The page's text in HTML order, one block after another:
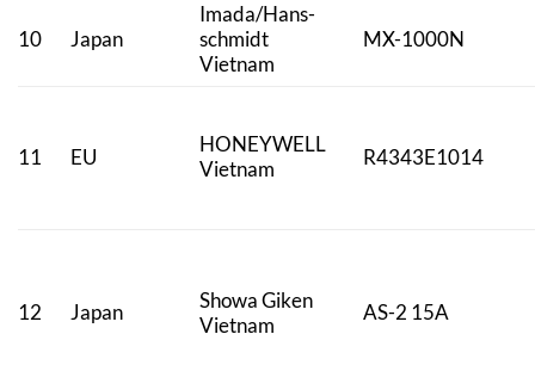
10 Japan
Imada/Hans-
schmidt
Vietnam
MX-1000N
11 EU
HONEYWELL
Vietnam
R4343E1014
12 Japan
Showa Giken
Vietnam
AS-2 15A